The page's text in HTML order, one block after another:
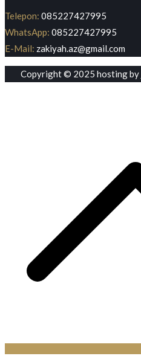
Telepon: 085227427995
WhatsApp: 085227427995
E-Mail: zakiyah.az@gmail.com
Copyright © 2025 hosting by